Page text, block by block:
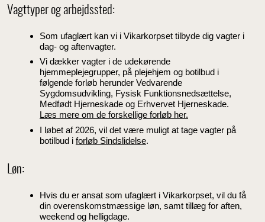
Vagttyper og arbejdssted:
Som ufaglært kan vi i Vikarkorpset tilbyde dig vagter i
dag- og aftenvagter.
Vi dækker vagter i de udekørende
hjemmeplejegrupper, på plejehjem og botilbud i
følgende forløb herunder Vedvarende
Sygdomsudvikling, Fysisk Funktionsnedsættelse,
Medfødt Hjerneskade og Erhvervet Hjerneskade.
Læs mere om de forskellige forløb her.
I løbet af 2026, vil det være muligt at tage vagter på
botilbud i forløb Sindslidelse.
Løn:
Hvis du er ansat som ufaglært i Vikarkorpset, vil du få
din overenskomstmæssige løn, samt tillæg for aften,
weekend og helligdage.